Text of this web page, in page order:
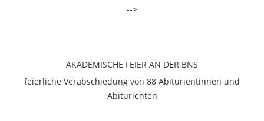
-->
AKADEMISCHE FEIER AN DER BNS
feierliche Verabschiedung von 88 Abiturientinnen und
Abiturienten